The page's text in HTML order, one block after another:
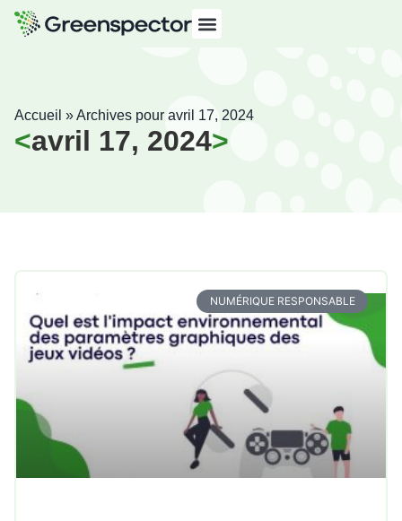
Accueil »Archives pour avril 17, 2024
avril 17, 2024
NUMÉRIQUE RESPONSABLE